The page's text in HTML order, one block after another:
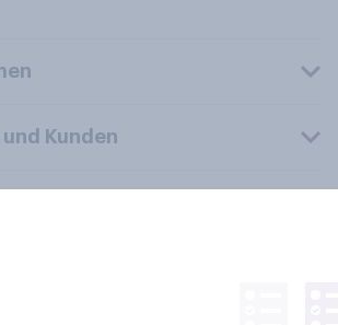
Kunden
PLC. Alle Rechte vorbehalten.